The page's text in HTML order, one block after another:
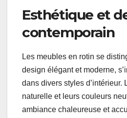
Esthétique et
contemporain
Les meubles en rotin se
design élégant et moderne,
dans divers styles d’intérieur.
naturelle et leurs couleurs
ambiance chaleureuse et